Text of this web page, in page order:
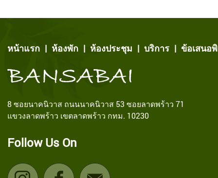
หน้าแรก | ห้องพัก | ห้องประชุม | บริการ | ข้อเสนอ
8 ซอยนาคนิวาส ถนนนาคนิวาส 53 ซอยลาดพร้าว 71
แขวงลาดพร้าว เขตลาดพร้าว กทม. 10230
Follow Us On